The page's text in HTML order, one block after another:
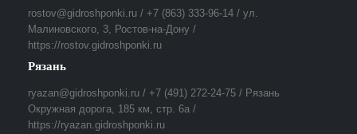
rostov@gidroshponki.ru / +7 (863) 333-96-14 / ул.
Малиновского, 3, Ростов-на-Дону /
https://rostov.gidroshponki.ru
Рязань
ryazan@gidroshponki.ru / +7 (491) 272-24-75 / Рязань
Окружная дорога, 185 км, стр. 6а /
https://ryazan.gidroshponki.ru